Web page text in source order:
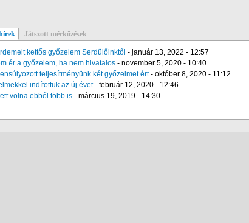
Játszott mérkőzések
kettős győzelem Serdülőinktől - január 13, 2022 - 12:57
ér a győzelem, ha nem hivatalos - november 5, 2020 - 10:40
teljesítményünk két győzelmet ért - október 8, 2020 - 11:12
indítottuk az új évet - február 12, 2020 - 12:46
volna ebből több is - március 19, 2019 - 14:30